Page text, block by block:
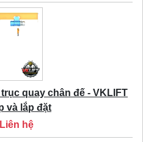
quay chân đế - VKLIFT
và lắp đặt
Liên hệ